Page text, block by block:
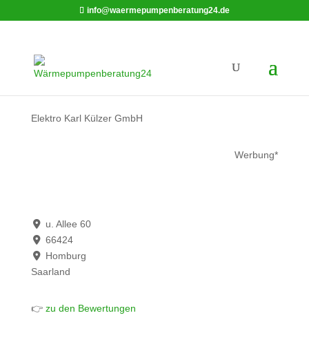
info@waermepumpenberatung24.de
Elektro Karl Külzer GmbH
Werbung*
u. Allee 60
66424
Homburg
Saarland
👉zu den Bewertungen